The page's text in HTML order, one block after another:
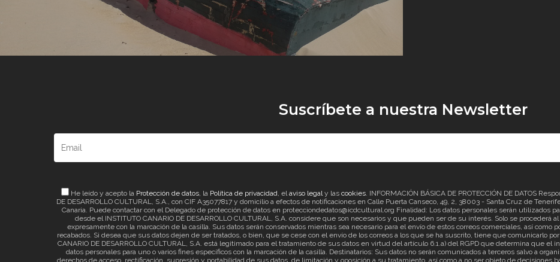
Suscríbete a nuestra Newsletter
He leído y acepto la Protección de datos, la Política de privacidad, elaviso legaly las cookies. INFORMACIÓN BÁSICA DE PROTECCIÓN DE DATOS
DE DESARROLLO CULTURAL, S.A., con CIF A35077817 y domicilio a efectos de notificaciones en Calle Puerta Canseco, 49, 2, 38003 - Santa Cruz de
Canaria. Puede contactar con el Delegado de protección de datos en protecciondedatos@icdcultural.org Finalidad: Los datos personales serán utilizados
desde el INSTITUTO CANARIO DE DESARROLLO CULTURAL, S.A. considere que son necesarios y que pueden ser de su interés. Solo se procederá
expresamente con la marcación de la casilla. Sus datos serán conservados mientras sea necesario para el envío de estos correos comerciales, así como
recabados. Si desea que sus datos dejen de ser tratados, o bien, que se cese con el envío de los correos a los que se ha suscrito, tiene que comunicarlo
CANARIO DE DESARROLLO CULTURAL, S.A. está legitimado para el tratamiento de sus datos en virtud del artículo 6.1.a) del RGPD que determina que
datos personales para uno o varios fines específicos con la marcación de la casilla. Destinatarios: Sus datos no serán comunicados a terceros salvo a
derechos de acceso, rectificación, supresión y portabilidad de sus datos, de limitación y oposición a su tratamiento, así como a no ser objeto de